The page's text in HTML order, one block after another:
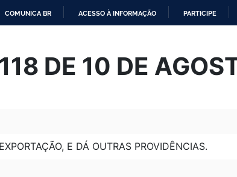
O
CONTEÚDO
COMUNICA BR ACESSO À INFORMAÇÃO PARTICIPE
DE 10 DE
E DÁ OUTRAS PROVIDÊNCIAS.